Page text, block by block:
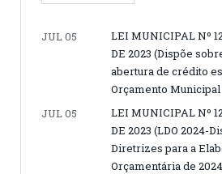
JUL 05
LEI MUNICIPAL Nº
DE 2023 (Dispõe
abertura de crédito
Orçamento Municipal
JUL 05
LEI MUNICIPAL Nº
DE 2023 (LDO 2024-
Diretrizes para a
Orçamentária de